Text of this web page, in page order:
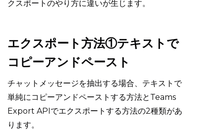
クスポートのやり方に違いが生じます。
エクスポート方法①テキストで
コピーアンドペースト
チャットメッセージを抽出する場合、テキストで
単純にコピーアンドペーストする方法とTeams
Export APIでエクスポートする方法の2種類があ
ります。